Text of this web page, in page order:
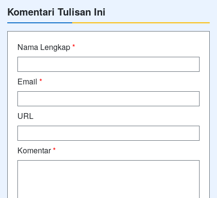
Komentari Tulisan Ini
Nama Lengkap*
Email *
URL
Komentar*